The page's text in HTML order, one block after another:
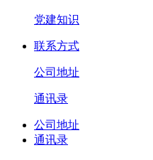
党建知识
联系方式
公司地址
通讯录
公司地址
通讯录